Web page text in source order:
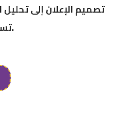
تصميم الإعلان إلى
تستثمره في الإعلان.